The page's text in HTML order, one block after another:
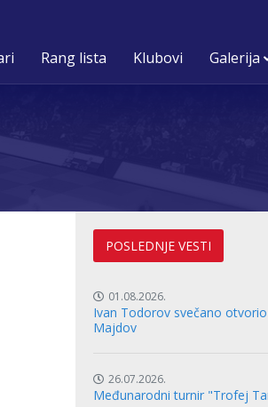
Rang lista Klubovi Galerija
POSLEDNJE VESTI
01.08.2026.
Ivan Todorov svečano
Majdov
26.07.2026.
Međunarodni turnir "Trofej